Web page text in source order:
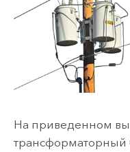
На приведенном
трансформаторный